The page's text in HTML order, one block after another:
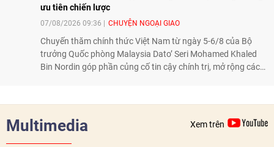
ưu tiên chiến lược
07/08/2026 09:36 CHUYỆN NGOẠI GIAO
Chuyến thăm chính thức Việt Nam từ ngày 5-6/8 của Bộ
trưởng Quốc phòng Malaysia Dato’ Seri Mohamed Khaled
Bin Nordin góp phần củng cố tin cậy chính trị, mở rộng các
Multimedia Xem trên